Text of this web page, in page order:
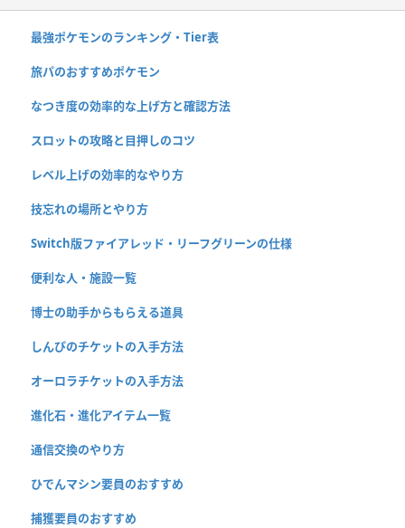
最強ポケモンのランキング・Tier表
旅パのおすすめポケモン
なつき度の効率的な上げ方と確認方法
スロットの攻略と目押しのコツ
レベル上げの効率的なやり方
技忘れの場所とやり方
Switch版ファイアレッド・リーフグリーンの仕様
便利な人・施設一覧
博士の助手からもらえる道具
しんぴのチケットの入手方法
オーロラチケットの入手方法
進化石・進化アイテム一覧
通信交換のやり方
ひでんマシン要員のおすすめ
捕獲要員のおすすめ